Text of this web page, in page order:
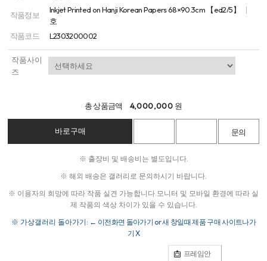
작품정보
Inkjet Printed on Hanji Korean Papers 68×90.3cm 【ed2/5】
호
작품코드
L2303200002
작품사이
즈
총 상품금액 4,000,000 원
※ 출장비 및 배송비는 별도입니다.
※ 해외 배송은 갤러리로 문의하시기 바랍니다.
※ 이용자의 희망에 따라 작품 실견 가능합니다. 모니터 및 모바일 환경에 따라 실
제 작품의 색상 차이가 있을 수 있습니다.
※ 가상갤러리 돌아가기: ← 이전화면 돌아가기 or 새 창일때 제품 구매 사이트나가
기 X
프레임안